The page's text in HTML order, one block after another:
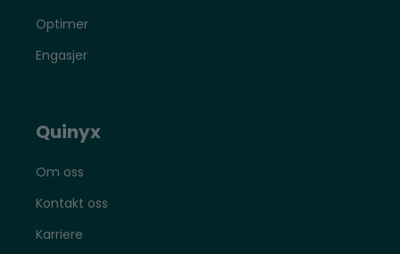
Optimer
Engasjer
Quinyx
Om oss
Kontakt oss
Karriere